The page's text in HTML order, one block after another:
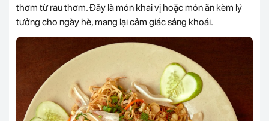
thơm từ rau thơm. Đây là món khai vị hoặc món ăn kèm lý
tưởng cho ngày hè, mang lại cảm giác sảng khoái.